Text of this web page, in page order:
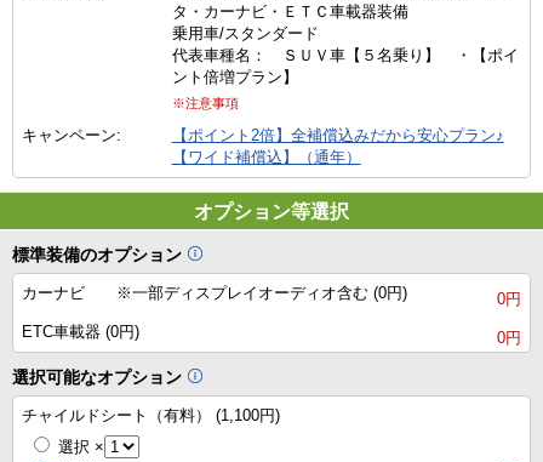
タ・カーナビ・ＥＴＣ車載器装備
乗用車/スタンダード
代表車種名： ＳＵＶ車【５名乗り】 ・【ポイ
ント倍増プラン】
※注意事項
キャンペーン:
【ポイント2倍】全補償込みだから安心プラン♪
【ワイド補償込】（通年）
オプション等選択
標準装備のオプション
カーナビ ※一部ディスプレイオーディオ含む (0円)
0円
ETC車載器 (0円)
0円
選択可能なオプション
チャイルドシート（有料） (1,100円)
選択 ×